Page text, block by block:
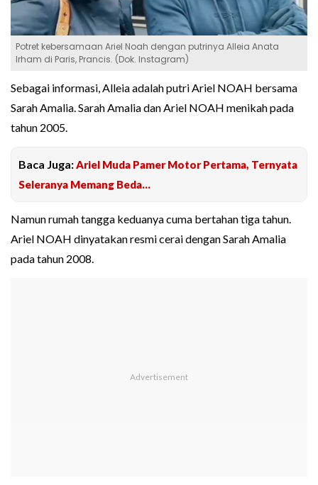
Potret kebersamaan Ariel Noah dengan putrinya Alleia Anata
Irham di Paris, Prancis. (Dok. Instagram)
Sebagai informasi, Alleia adalah putri Ariel NOAH bersama
Sarah Amalia. Sarah Amalia dan Ariel NOAH menikah pada
tahun 2005.
Baca Juga: Ariel Muda Pamer Motor Pertama, Ternyata
Seleranya Memang Beda...
Namun rumah tangga keduanya cuma bertahan tiga tahun.
Ariel NOAH dinyatakan resmi cerai dengan Sarah Amalia
pada tahun 2008.